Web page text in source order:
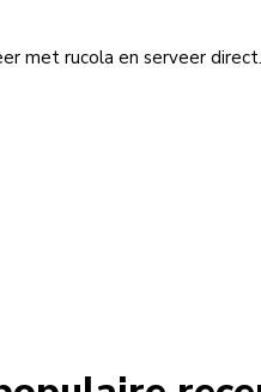
met rucola en serveer direct.